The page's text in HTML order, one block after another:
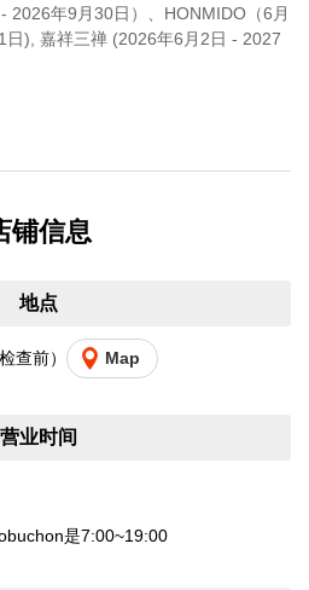
2026年9月30日）、HONMIDO（6月
), 嘉祥三禅 (2026年6月2日 - 2027
铺信息
地点
查前） Map
营业时间
是7:00~19:00